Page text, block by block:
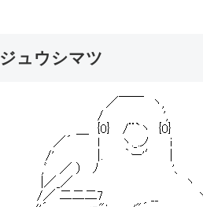
ジュウシマツ